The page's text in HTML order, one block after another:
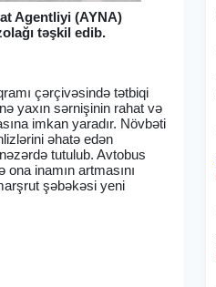
Agentliyi (AYNA)
təşkil edib.
çərçivəsində tətbiqi
yaxın sərnişinin rahat və
imkan yaradır. Növbəti
əhatə edən
tutulub. Avtobus
inamın artmasını
şəbəkəsi yeni